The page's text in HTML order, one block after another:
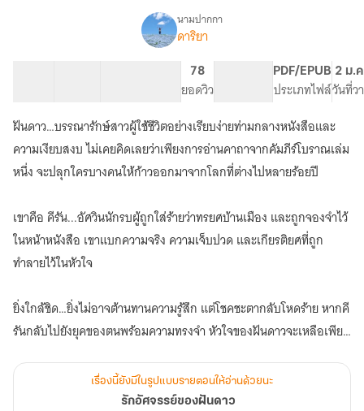
เรื่อง
อัศจรรย์
ของ
ฝัน
ดาว
นามปากกา
ดาริยา
78
ยอดวิว
PDF/EPUB
ประเภทไฟล์
2 ม.
วันที่ว
ฝันดาว…บรรณารักษ์สาวผู้ใช้ชีวิตอย่างเรียบง่ายท่ามกลางหนังสือและ
ความเงียบสงบ ไม่เคยคิดเลยว่าเพียงการอ่านคาถาจากคัมภีร์โบราณเล่ม
หนึ่ง จะปลุกใครบางคนให้ก้าวออกมาจากโลกที่ต่างไปหลายร้อยปี
เขาคือ คีรัน...อัศวินนักรบผู้ถูกใส่ร้ายว่าทรยศบ้านเมือง และถูกจองจำไว้
ในหน้าหนังสือ เขาแบกความจริง ความเจ็บปวด และเกียรติยศที่ถูก
ทำลายไว้ในหัวใจ
ยิ่งใกล้ชิด…ยิ่งไม่อาจต้านทานความรู้สึก แต่โชคชะตากลับโหดร้าย หากคี
รันกลับไปยังยุคของตนพร้อมความทรงจำ หัวใจของฝันดาวจะเหลือเพียง
ระหว่าง ความรัก ที่อยากรักษาไว้ กับ การเสียสละ ที่อาจพรากเธอไป
เรื่องนี้ยังมีในรูปแบบรายตอนให้อ่านด้วยนะ
รักอัศจรรย์ของฝันดาว